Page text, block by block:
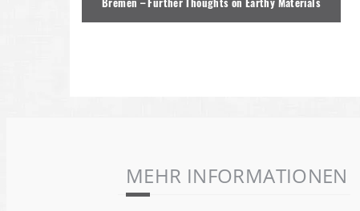
MEHR INFORMATIONEN